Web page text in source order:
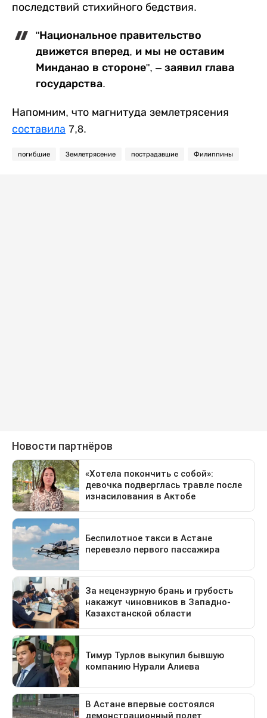
последствий стихийного бедствия.
"Национальное правительство
движется вперед, и мы не оставим
Минданао в стороне", – заявил глава
государства.
Напомним, что магнитуда землетрясения
составила 7,8.
погибшие Землетрясение пострадавшие Филиппины